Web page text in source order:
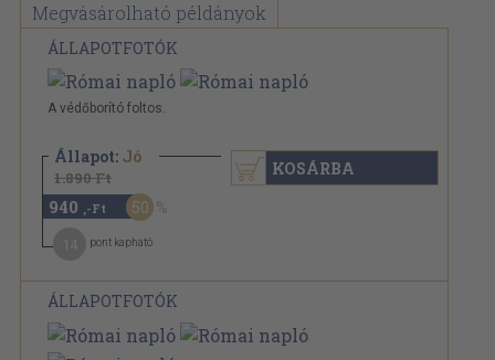
Megvásárolható példányok
ÁLLAPOTFOTÓK
A védőborító foltos.
Állapot: Jó
1.890 Ft
940 ,-Ft 50
pont kapható
KOSÁRBA
ÁLLAPOTFOTÓK